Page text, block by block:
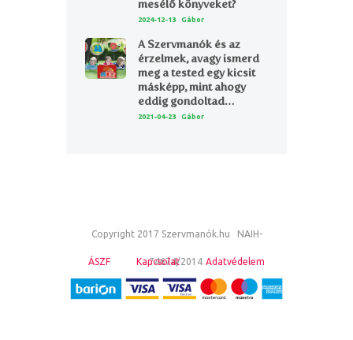
mesélő könyveket?
2024-12-13 Gábor
A Szervmanók és az
érzelmek, avagy ismerd
meg a tested egy kicsit
másképp, mint ahogy
eddig gondoltad…
2021-04-23 Gábor
Copyright 2017 Szervmanók.hu NAIH-
74674/2014
ÁSZF Kapcsolat Adatvédelem